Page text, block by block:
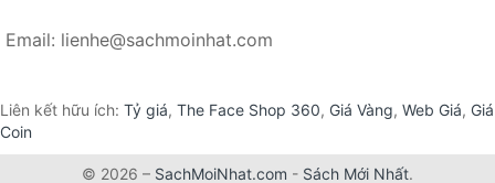
Email: lienhe@sachmoinhat.com
Liên kết hữu ích: Tỷ giá, The Face Shop 360, Giá Vàng, Web Giá, Giá
Coin
© 2026 – SachMoiNhat.com - Sách Mới Nhất.